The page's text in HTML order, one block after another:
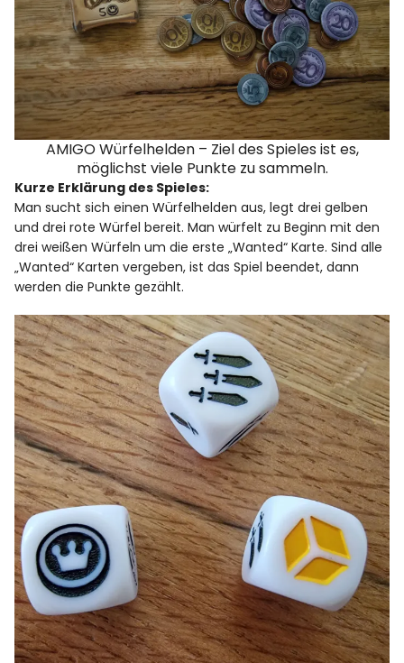
AMIGO Würfelhelden – Ziel des Spieles ist es,
möglichst viele Punkte zu sammeln.
Kurze Erklärung des Spieles:
Man sucht sich einen Würfelhelden aus, legt drei gelben
und drei rote Würfel bereit. Man würfelt zu Beginn mit den
drei weißen Würfeln um die erste „Wanted“ Karte. Sind alle
„Wanted“ Karten vergeben, ist das Spiel beendet, dann
werden die Punkte gezählt.